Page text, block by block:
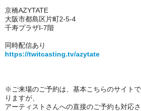
京橋AZYTATE
大阪市都島区片町2-5-4
千寿プラザI-7階
同時配信あり
https://twitcasting.tv/azytate
※ご来場のご予約は、基本こちらのサイト
りますが、
アーティストさんへの直接のご予約も対応